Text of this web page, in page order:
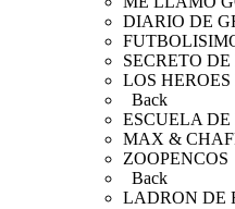
DIARIO DE
SECRETO DE
LOS
Back
ESCUELA DE
MAX &
ZOOPENCOS
Back
LADRON DE